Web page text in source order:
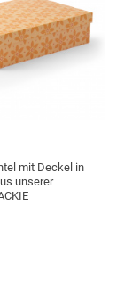
mit Deckel in
unserer